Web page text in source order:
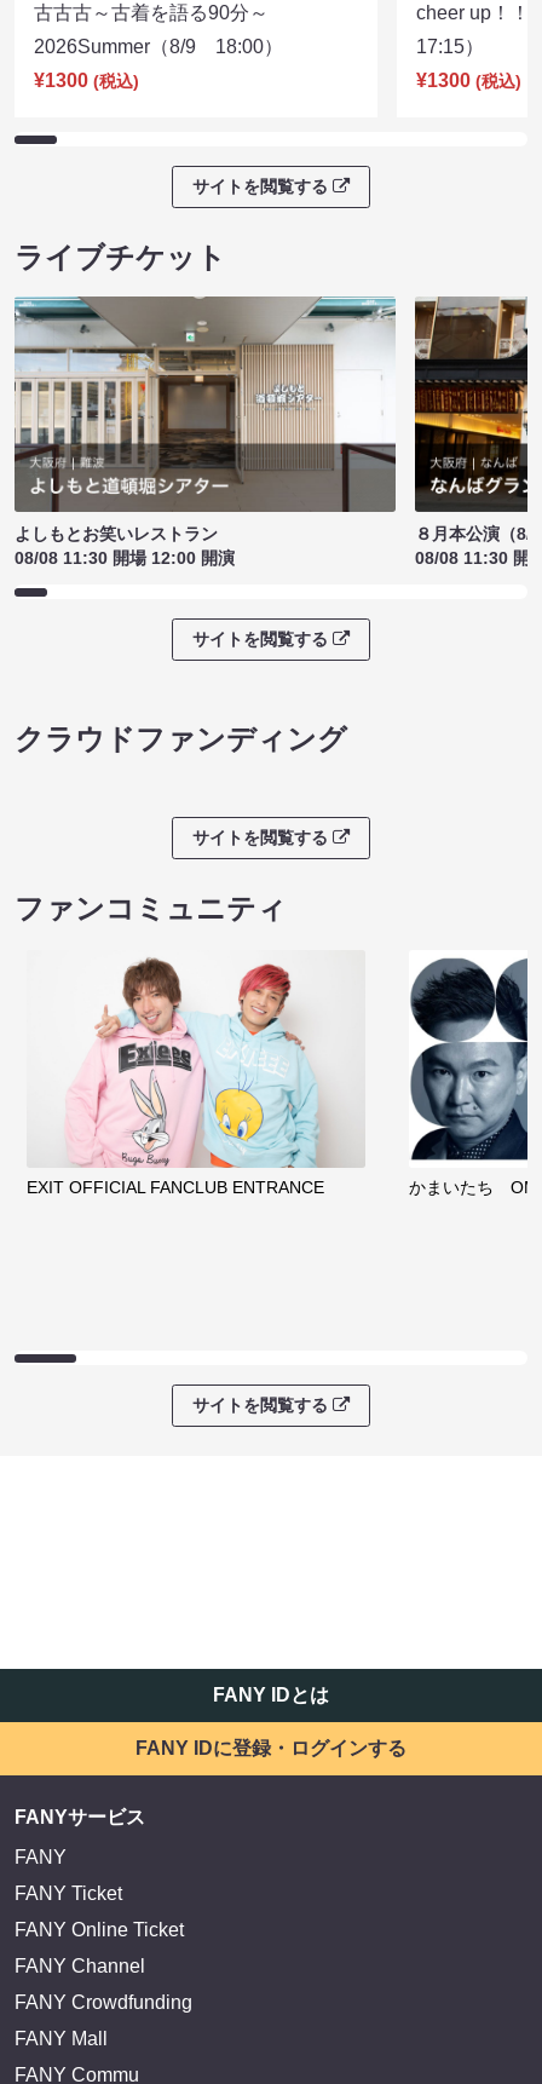
古古古～古着を語る90分～
2026Summer（8/9 18:00）
¥1300 (税込)
cheer up！
17:15）
¥1300 (税込)
サイトを閲覧する
ライブチケット
よしもとお笑いレストラン
08/08 11:30 開場 12:00 開演
８月本公演（8/
08/08 11:30 開
サイトを閲覧する
クラウドファンディング
サイトを閲覧する
ファンコミュニティ
EXIT OFFICIAL FANCLUB ENTRANCE かまいたち
サイトを閲覧する
FANY IDとは
FANY IDに登録・ログインする
FANYサービス
FANY
FANY Ticket
FANY Online Ticket
FANY Channel
FANY Crowdfunding
FANY Mall
FANY Commu